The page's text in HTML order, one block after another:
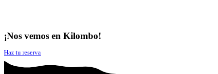
¡Nos vemos en Kilombo!
Haz tu reserva